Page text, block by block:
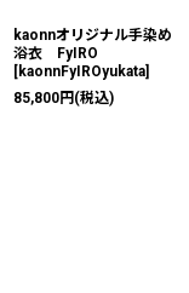
kaonnオリジナル手染め
浴衣 FyIRO
[kaonnFyIROyukata]
85,800円 (税込)